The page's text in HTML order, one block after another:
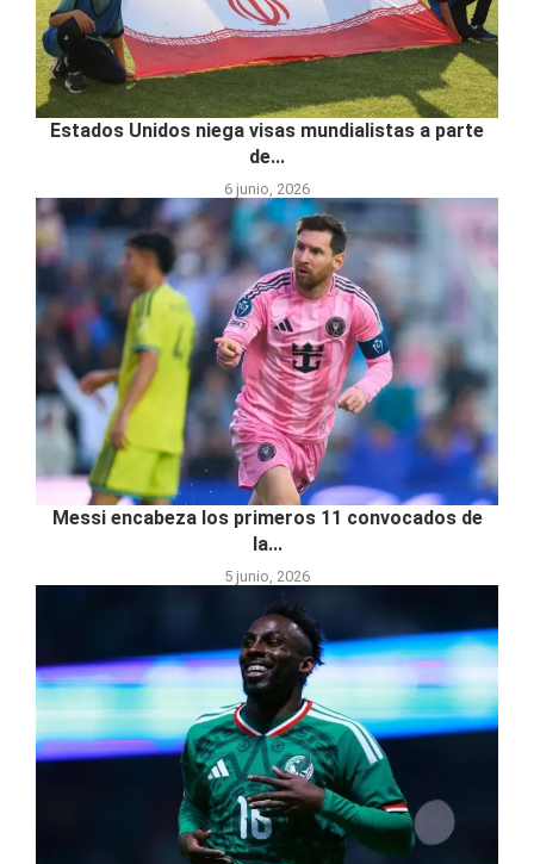
Estados Unidos niega visas mundialistas a parte
de...
6 junio, 2026
Messi encabeza los primeros 11 convocados de
la...
5 junio, 2026